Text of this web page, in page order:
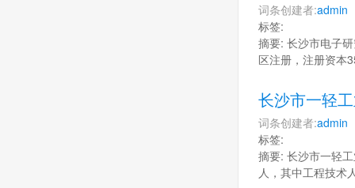
词条创建者:admin
标签:
摘要: 长沙市电子
区注册，注册资本
长沙市一轻
词条创建者:admin
标签:
摘要: 长沙市一轻
人，其中工程技术